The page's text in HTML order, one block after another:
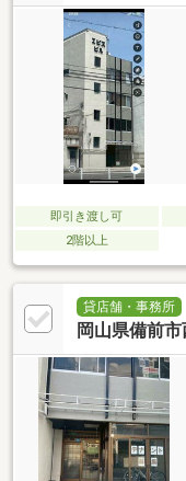
即引き渡し可
2階以上
貸店舗・事務所
岡山県備前